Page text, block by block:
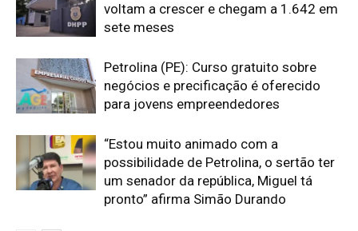
voltam a crescer e chegam a 1.642 em
sete meses
Petrolina (PE): Curso gratuito sobre
negócios e precificação é oferecido
para jovens empreendedores
“Estou muito animado com a
possibilidade de Petrolina, o sertão ter
um senador da república, Miguel tá
pronto” afirma Simão Durando